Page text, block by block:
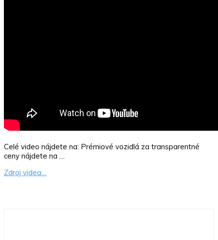
Celé video nájdete na: Prémiové vozidlá za transparentné
ceny nájdete na …
Zdroj videa…